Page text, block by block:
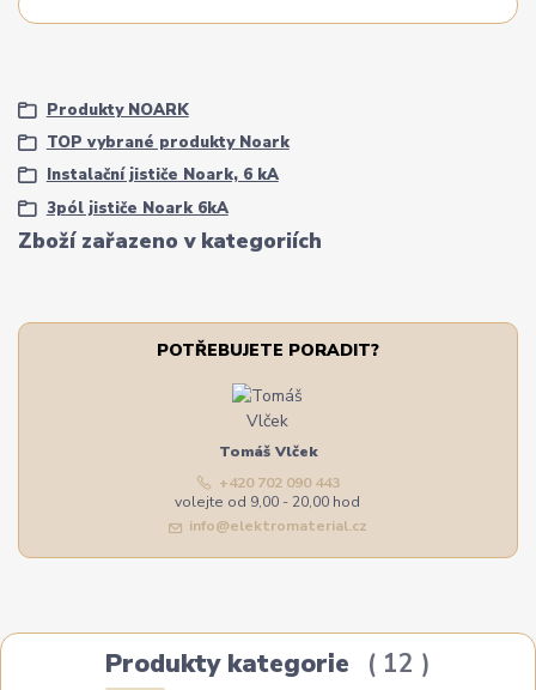
Zboží zařazeno v kategoriích
Produkty NOARK
TOP vybrané produkty Noark
Instalační jističe Noark, 6 kA
3pól jističe Noark 6kA
POTŘEBUJETE PORADIT?
Tomáš Vlček
+420 702 090 443
volejte od 9,00 - 20,00 hod
info@elektromaterial.cz
Produkty kategorie 12